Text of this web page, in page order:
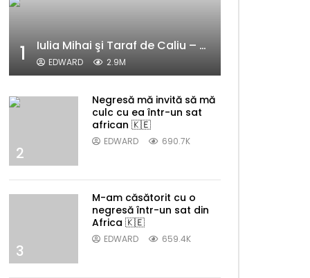
1 Iulia Mihai şi Taraf de Caliu – Alelele sălcioară (@#VedetaPopulară)
EDWARD 2.9M
2
Negresă mă invită să mă
culc cu ea într-un sat
african 🇰🇪
EDWARD 690.7K
3
M-am căsătorit cu o
negresă într-un sat din
Africa 🇰🇪
EDWARD 659.4K